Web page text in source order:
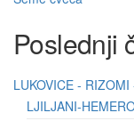
Poslednji
LUKOVICE -
LJILJANI-